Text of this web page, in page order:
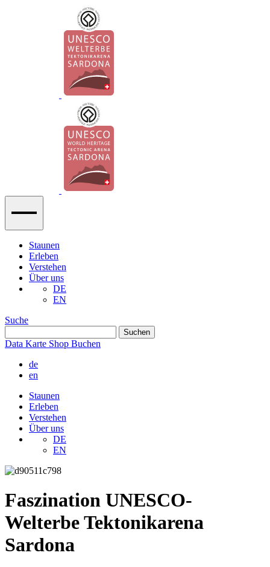
Staunen
Erleben
Verstehen
Über uns
DE
EN
Suche
Data Karte Shop Buchen
de
en
Staunen
Erleben
Verstehen
Über uns
DE
EN
Faszination UNESCO-
Welterbe Tektonikarena
Sardona